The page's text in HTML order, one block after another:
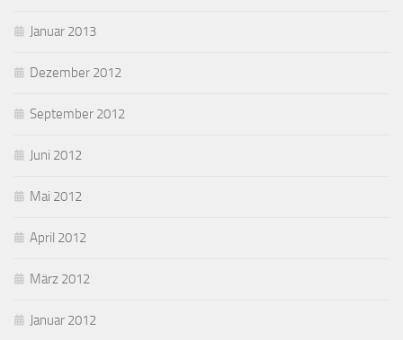
Januar 2013
Dezember 2012
September 2012
Juni 2012
Mai 2012
April 2012
März 2012
Januar 2012